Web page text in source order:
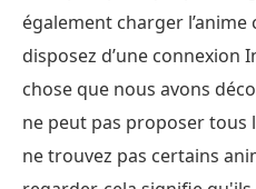
également charger
disposez d’une connexion
chose que nous avons
ne peut pas proposer tous
ne trouvez pas certains